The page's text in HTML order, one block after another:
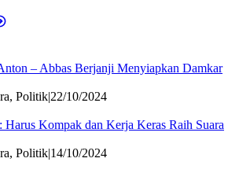
– Abbas Berjanji Menyiapkan Damkar
Politik|22/10/2024
Kompak dan Kerja Keras Raih Suara
Politik|14/10/2024